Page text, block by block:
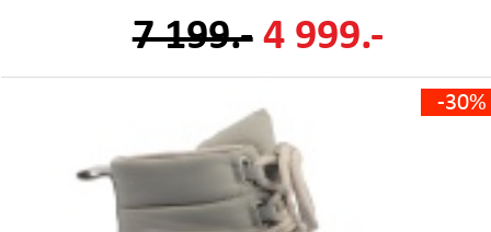
7 199.- 4 999.-
-30%